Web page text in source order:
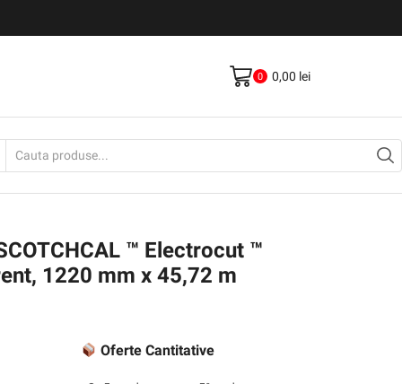
0 0,00 lei
™ Electrocut ™
1220 mm x 45,72 m
Oferte Cantitative